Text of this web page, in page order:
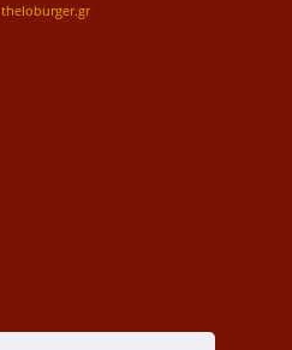
theloburger.gr